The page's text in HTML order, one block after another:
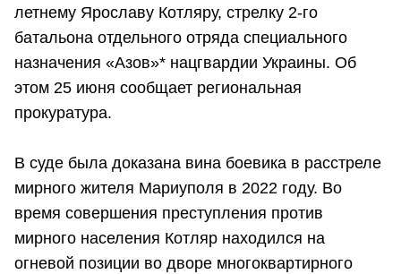
летнему Ярославу Котляру, стрелку 2-го
батальона отдельного отряда специального
назначения «Азов»* нацгвардии Украины. Об
этом 25 июня сообщает региональная
прокуратура.
В суде была доказана вина боевика в расстреле
мирного жителя Мариуполя в 2022 году. Во
время совершения преступления против
мирного населения Котляр находился на
огневой позиции во дворе многоквартирного